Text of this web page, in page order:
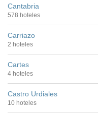
Cantabria
578 hoteles
Carriazo
2 hoteles
Cartes
4 hoteles
Castro Urdiales
10 hoteles